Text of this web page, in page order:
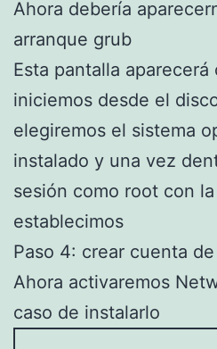
Ahora debería
arranque grub
Esta pantalla aparecerá
iniciemos desde el
elegiremos el sistema
instalado y una vez
sesión como root con
establecimos
Paso 4: crear cuenta
Ahora activaremos
caso de instalarlo